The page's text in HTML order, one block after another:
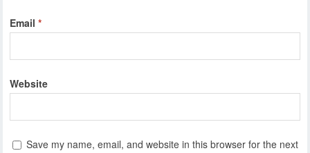
Email*
Website
Save my name, email, and website in this browser for the next